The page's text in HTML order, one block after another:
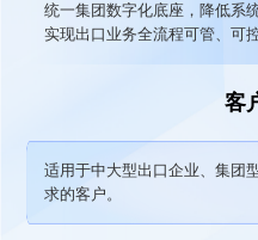
统一集团数字化底座，降低系
实现出口业务全流程可管、可
客
适用于中大型出口企业、集团
求的客户。